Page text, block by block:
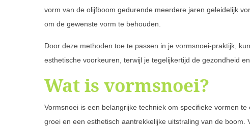
vorm van de olijfboom gedurende meerdere jaren geleidelijk
om de gewenste vorm te behouden.
Door deze methoden toe te passen in je vormsnoei-praktijk,
esthetische voorkeuren, terwijl je tegelijkertijd de gezondheid
Wat is vormsnoei?
Vormsnoei is een belangrijke techniek om specifieke vormen
groei en een esthetisch aantrekkelijke uitstraling van de